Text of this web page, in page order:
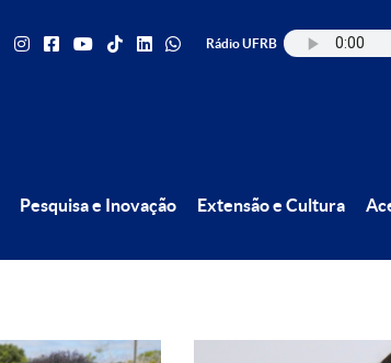
Rádio UFRB
Pesquisa e Inovação Extensão e Cultura